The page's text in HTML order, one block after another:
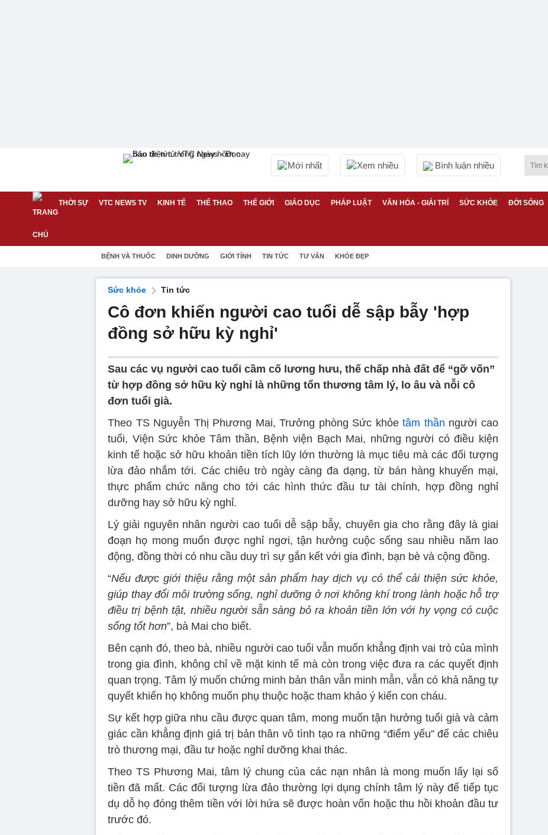
Mới nhất Xem nhiều Bình luận nhiều
THỜI SỰ VTC NEWS TV KINH TẾ THỂ THAO THẾ GIỚI GIÁO DỤC PHÁP LUẬT VĂN HÓA - GIẢI TRÍ SỨC KHỎE ĐỜI SỐNG
BỆNH VÀ THUỐC DINH DƯỠNG GIỚI TÍNH TIN TỨC TƯ VẤN KHỎE ĐẸP
Sức khỏe Tin tức
Cô đơn khiến người cao tuổi dễ sập bẫy 'hợp
đồng sở hữu kỳ nghỉ'
Sau các vụ người cao tuổi cầm cố lương hưu, thế chấp nhà đất để “gỡ vốn”
từ hợp đồng sở hữu kỳ nghỉ là những tổn thương tâm lý, lo âu và nỗi cô
đơn tuổi già.
Theo TS Nguyễn Thị Phương Mai, Trưởng phòng Sức khỏetâm thần người cao
tuổi, Viện Sức khỏe Tâm thần, Bệnh viện Bạch Mai, những người có điều kiện
kinh tế hoặc sở hữu khoản tiền tích lũy lớn thường là mục tiêu mà các đối tượng
lừa đảo nhắm tới. Các chiêu trò ngày càng đa dạng, từ bán hàng khuyến mại,
thực phẩm chức năng cho tới các hình thức đầu tư tài chính, hợp đồng nghỉ
dưỡng hay sở hữu kỳ nghỉ.
Lý giải nguyên nhân người cao tuổi dễ sập bẫy, chuyên gia cho rằng đây là giai
đoạn họ mong muốn được nghỉ ngơi, tận hưởng cuộc sống sau nhiều năm lao
động, đồng thời có nhu cầu duy trì sự gắn kết với gia đình, bạn bè và cộng đồng.
“Nếu được giới thiệu rằng một sản phẩm hay dịch vụ có thể cải thiện sức khỏe,
giúp thay đổi môi trường sống, nghỉ dưỡng ở nơi không khí trong lành hoặc hỗ trợ
điều trị bệnh tật, nhiều người sẵn sàng bỏ ra khoản tiền lớn với hy vọng có cuộc
sống tốt hơn”, bà Mai cho biết.
Bên cạnh đó, theo bà, nhiều người cao tuổi vẫn muốn khẳng định vai trò của mình
trong gia đình, không chỉ về mặt kinh tế mà còn trong việc đưa ra các quyết định
quan trọng. Tâm lý muốn chứng minh bản thân vẫn minh mẫn, vẫn có khả năng tự
quyết khiến họ không muốn phụ thuộc hoặc tham khảo ý kiến con cháu.
Sự kết hợp giữa nhu cầu được quan tâm, mong muốn tận hưởng tuổi già và cảm
giác cần khẳng định giá trị bản thân vô tình tạo ra những “điểm yếu” để các chiêu
trò thương mại, đầu tư hoặc nghỉ dưỡng khai thác.
Theo TS Phương Mai, tâm lý chung của các nạn nhân là mong muốn lấy lại số
tiền đã mất. Các đối tượng lừa đảo thường lợi dụng chính tâm lý này để tiếp tục
dụ dỗ họ đóng thêm tiền với lời hứa sẽ được hoàn vốn hoặc thu hồi khoản đầu tư
trước đó.